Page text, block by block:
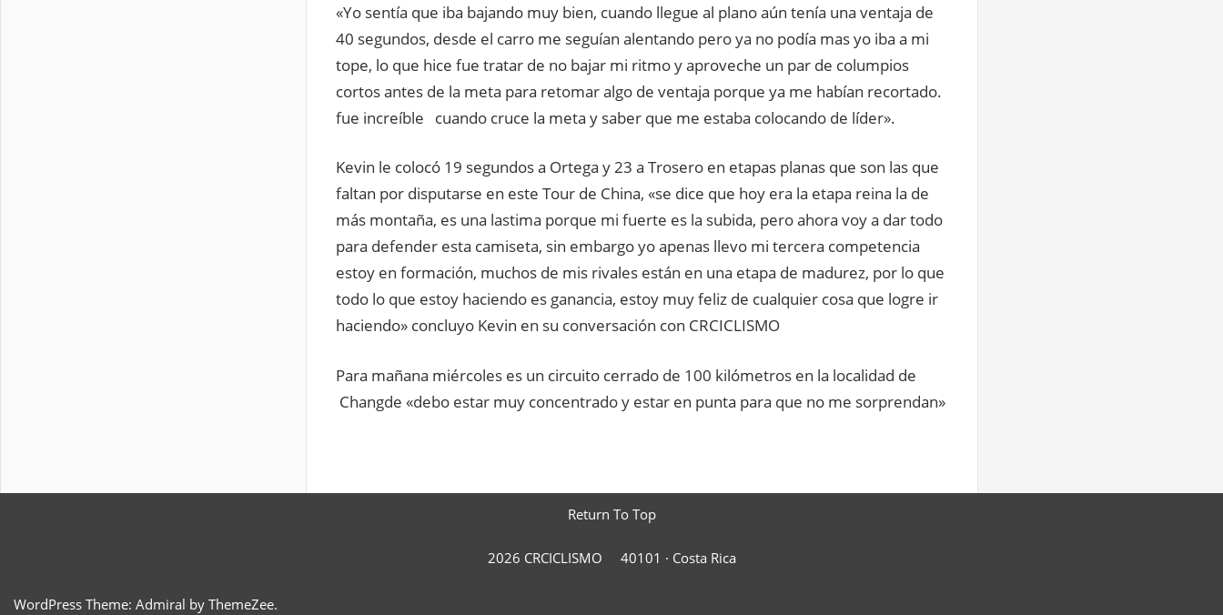
«Yo sentía que iba bajando muy bien, cuando llegue al plano aún tenía una ventaja de
40 segundos, desde el carro me seguían alentando pero ya no podía mas yo iba a mi
tope, lo que hice fue tratar de no bajar mi ritmo y aproveche un par de columpios
cortos antes de la meta para retomar algo de ventaja porque ya me habían recortado.
fue increíble cuando cruce la meta y saber que me estaba colocando de líder».
Kevin le colocó 19 segundos a Ortega y 23 a Trosero en etapas planas que son las que
faltan por disputarse en este Tour de China, «se dice que hoy era la etapa reina la de
más montaña, es una lastima porque mi fuerte es la subida, pero ahora voy a dar todo
para defender esta camiseta, sin embargo yo apenas llevo mi tercera competencia
estoy en formación, muchos de mis rivales están en una etapa de madurez, por lo que
todo lo que estoy haciendo es ganancia, estoy muy feliz de cualquier cosa que logre ir
haciendo» concluyo Kevin en su conversación con CRCICLISMO
Para mañana miércoles es un circuito cerrado de 100 kilómetros en la localidad de
Changde «debo estar muy concentrado y estar en punta para que no me sorprendan»
Return To Top
2026 CRCICLISMO 40101 · Costa Rica
WordPress Theme: Admiral by ThemeZee.